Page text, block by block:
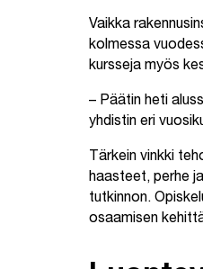
Vaikka
kolmessa
kursseja myös
– Päätin heti
yhdistin eri
Tärkein vinkki
haasteet, perhe
tutkinnon.
osaamisen